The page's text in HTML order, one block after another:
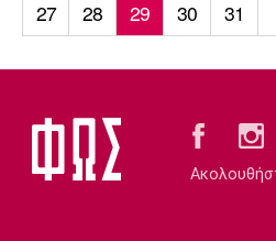
27
28 29 30 31